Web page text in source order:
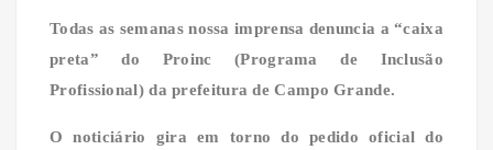
Todas as semanas nossa imprensa denuncia a “caixa
preta” do Proinc (Programa de Inclusão
Profissional) da prefeitura de Campo Grande.
O noticiário gira em torno do pedido oficial do